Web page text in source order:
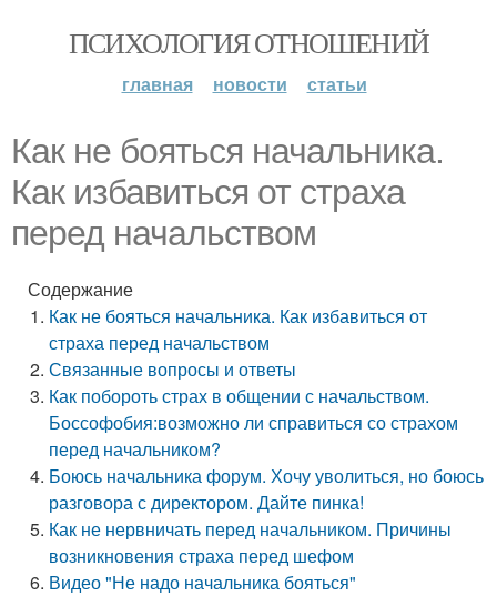
ПСИХОЛОГИЯ ОТНОШЕНИЙ
главная новости статьи
Как не бояться начальника.
Как избавиться от страха
перед начальством
Содержание
Как не бояться начальника. Как избавиться от
страха перед начальством
Связанные вопросы и ответы
Как побороть страх в общении с начальством.
Боссофобия:возможно ли справиться со страхом
перед начальником?
Боюсь начальника форум. Хочу уволиться, но боюсь
разговора с директором. Дайте пинка!
Как не нервничать перед начальником. Причины
возникновения страха перед шефом
Видео "Не надо начальника бояться"